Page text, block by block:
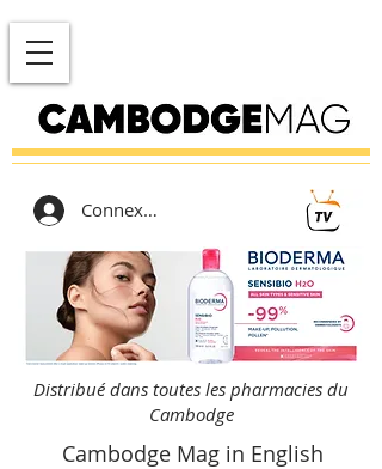
Connexion
Distribué dans toutes les pharmacies du
Cambodge
Cambodge Mag in English